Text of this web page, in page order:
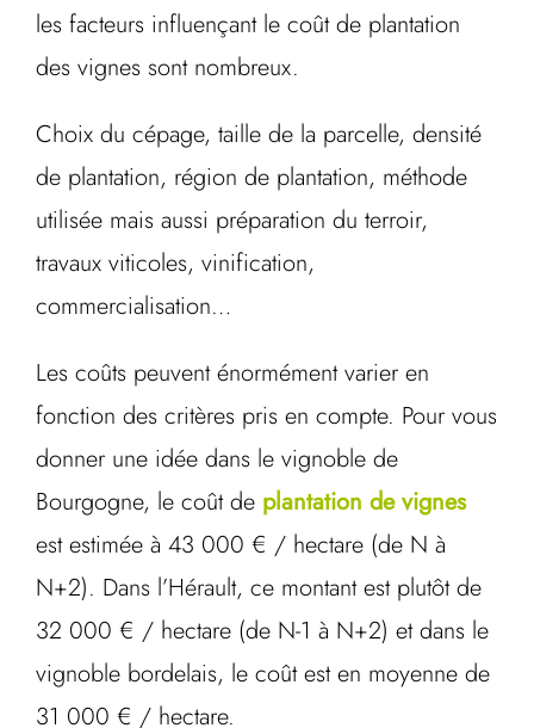
les facteurs influençant le coût de plantation
des vignes sont nombreux.
Choix du cépage, taille de la parcelle, densité
de plantation, région de plantation, méthode
utilisée mais aussi préparation du terroir,
travaux viticoles, vinification,
commercialisation…
Les coûts peuvent énormément varier en
fonction des critères pris en compte. Pour vous
donner une idée dans le vignoble de
Bourgogne, le coût de plantation de vignes
est estimée à 43 000 € / hectare (de N à
N+2). Dans l’Hérault, ce montant est plutôt de
32 000 € / hectare (de N-1 à N+2) et dans le
vignoble bordelais, le coût est en moyenne de
31 000 € / hectare.